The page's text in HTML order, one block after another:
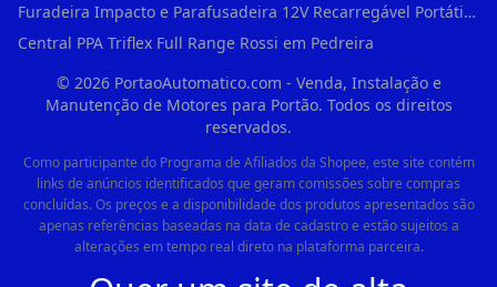
Furadeira Impacto e Parafusadeira 12V Recarregável Portátil Sem Fio Mandril 3/8 em Brás
Central PPA Triflex Full Range Rossi em Pedreira
© 2026PortaoAutomatico.com - Venda, Instalação e
Manutenção de Motores para Portão. Todos os direitos
reservados.
Como participante do Programa de Afiliados da Shopee, este site contém
links de anúncios identificados que geram comissões sobre compras
concluídas. Os preços e a disponibilidade dos produtos apresentados são
apenas referências baseadas na data de cadastro e estão sujeitos a
alterações em tempo real direto na plataforma parceira.